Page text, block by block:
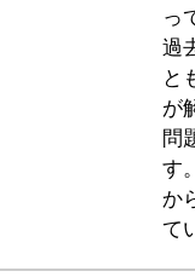
っ
過
と
が
問
す
か
て